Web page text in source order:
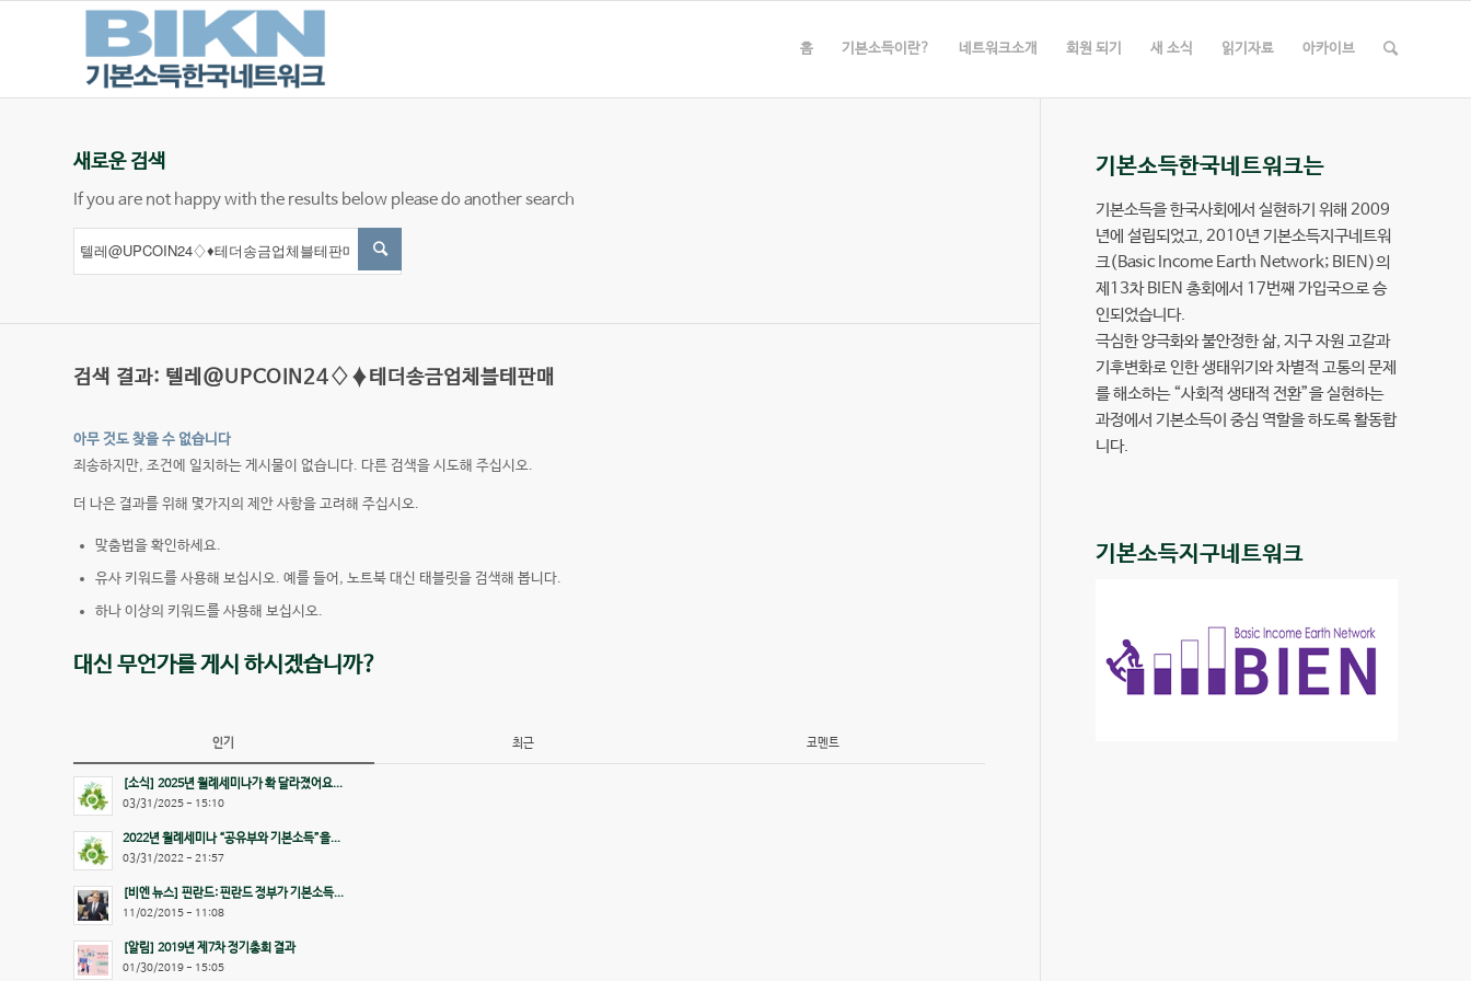
홈 기본소득이란? 네트워크소개 회원 되기 새 소식 읽기자료 아카이브
새로운 검색
If you are not happy with the results below please do another search
검색 결과: 텔레@UPCOIN24♢♦테더송금업체블테판매
아무 것도 찾을 수 없습니다
죄송하지만, 조건에 일치하는 게시물이 없습니다. 다른 검색을 시도해 주십시오.
더 나은 결과를 위해 몇가지의 제안 사항을 고려해 주십시오.
맞춤법을 확인하세요.
유사 키워드를 사용해 보십시오. 예를 들어, 노트북 대신 태블릿을 검색해 봅니다.
하나 이상의 키워드를 사용해 보십시오.
대신 무언가를 게시 하시겠습니까?
인기 최근 코멘트
[소식] 2025년 월례세미나가 확 달라졌어요...
03/31/2025 - 15:10
2022년 월례세미나 “공유부와 기본소득”을...
03/31/2022 - 21:57
[비엔 뉴스] 핀란드: 핀란드 정부가 기본소득...
11/02/2015 - 11:08
[알림] 2019년 제7차 정기총회 결과
01/30/2019 - 15:05
기본소득한국네트워크는
기본소득을 한국사회에서 실현하기 위해 2009
년에 설립되었고, 2010년 기본소득지구네트워
크(Basic Income Earth Network; BIEN)의
제13차 BIEN 총회에서 17번째 가입국으로 승
인되었습니다.
극심한 양극화와 불안정한 삶, 지구 자원 고갈과
기후변화로 인한 생태위기와 차별적 고통의 문제
를 해소하는 “사회적 생태적 전환”을 실현하는
과정에서 기본소득이 중심 역할을 하도록 활동합
니다.
기본소득지구네트워크